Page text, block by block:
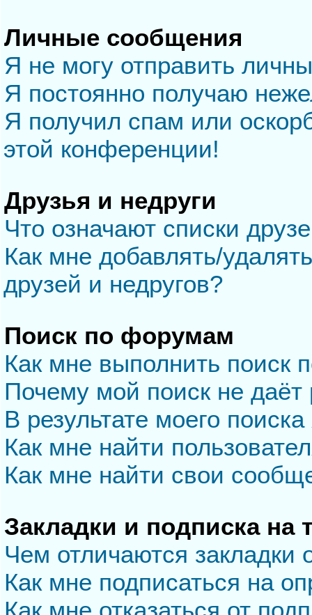
Личные сообщения
Я не могу отправить
Я постоянно получаю
Я получил спам или
этой конференции!
Друзья и недруги
Что означают списки
Как мне добавлять/
друзей и недругов?
Поиск по форумам
Как мне выполнить
Почему мой поиск не даёт
В результате моего
Как мне найти
Как мне найти свои
Закладки и подписка на
Чем отличаются закладки
Как мне подписаться на